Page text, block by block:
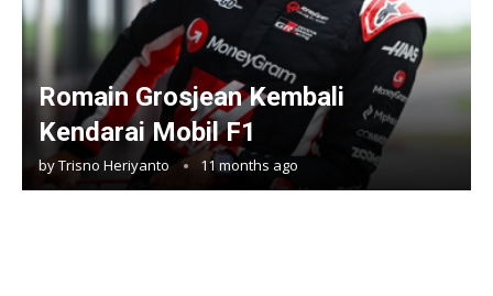
Romain Grosjean Kembali
Kendarai Mobil F1
byTrisno Heriyanto 11 months ago